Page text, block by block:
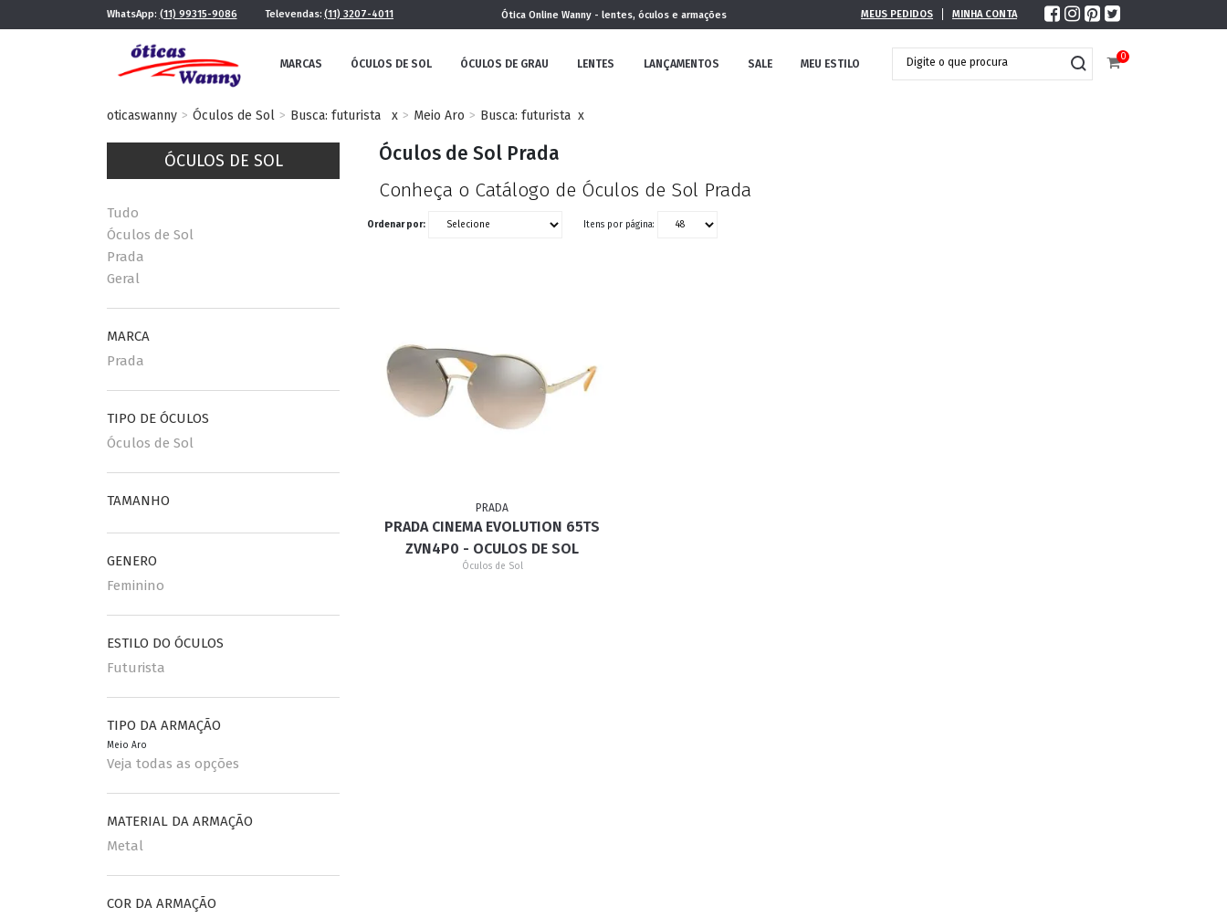
WhatsApp: (11) 99315-9086 Televendas: (11) 3207-4011 Ótica Online Wanny - lentes, óculos e armações MEUS PEDIDOS MINHA CONTA
MARCAS ÓCULOS DE SOL ÓCULOS DE GRAU LENTES LANÇAMENTOS SALE MEU ESTILO
0
NOVA
COLEÇÃO
POR ESTILO
REDONDOS AVIADOR
GRIFES
oticaswanny Óculos de Sol Busca: futurista x Meio Aro Busca: futurista x
ÓCULOS DE SOL
Tudo
Óculos de Sol
Prada
Geral
MARCA
Prada
TIPO DE ÓCULOS
Óculos de Sol
TAMANHO
GENERO
Feminino
ESTILO DO ÓCULOS
Futurista
TIPO DA ARMAÇÃO
Meio Aro
Veja todas as opções
MATERIAL DA ARMAÇÃO
Metal
COR DA ARMAÇÃO
Óculos de Sol Prada
Conheça o Catálogo de Óculos de Sol Prada
Ordenar por: Itens por página:
PRADA
PRADA CINEMA EVOLUTION 65TS
ZVN4P0 - OCULOS DE SOL
Óculos de Sol